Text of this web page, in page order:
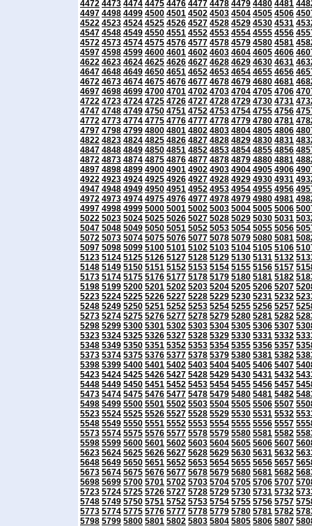
4472 4473 4474 4475 4476 4477 4478 4479 4480 4481
4497 4498 4499 4500 4501 4502 4503 4504 4505 4506
4522 4523 4524 4525 4526 4527 4528 4529 4530 4531
4547 4548 4549 4550 4551 4552 4553 4554 4555 4556
4572 4573 4574 4575 4576 4577 4578 4579 4580 4581
4597 4598 4599 4600 4601 4602 4603 4604 4605 4606
4622 4623 4624 4625 4626 4627 4628 4629 4630 4631
4647 4648 4649 4650 4651 4652 4653 4654 4655 4656
4672 4673 4674 4675 4676 4677 4678 4679 4680 4681
4697 4698 4699 4700 4701 4702 4703 4704 4705 4706
4722 4723 4724 4725 4726 4727 4728 4729 4730 4731
4747 4748 4749 4750 4751 4752 4753 4754 4755 4756
4772 4773 4774 4775 4776 4777 4778 4779 4780 4781
4797 4798 4799 4800 4801 4802 4803 4804 4805 4806
4822 4823 4824 4825 4826 4827 4828 4829 4830 4831
4847 4848 4849 4850 4851 4852 4853 4854 4855 4856
4872 4873 4874 4875 4876 4877 4878 4879 4880 4881
4897 4898 4899 4900 4901 4902 4903 4904 4905 4906
4922 4923 4924 4925 4926 4927 4928 4929 4930 4931
4947 4948 4949 4950 4951 4952 4953 4954 4955 4956
4972 4973 4974 4975 4976 4977 4978 4979 4980 4981
4997 4998 4999 5000 5001 5002 5003 5004 5005 5006
5022 5023 5024 5025 5026 5027 5028 5029 5030 5031
5047 5048 5049 5050 5051 5052 5053 5054 5055 5056
5072 5073 5074 5075 5076 5077 5078 5079 5080 5081
5097 5098 5099 5100 5101 5102 5103 5104 5105 5106
5123 5124 5125 5126 5127 5128 5129 5130 5131 5132
5148 5149 5150 5151 5152 5153 5154 5155 5156 5157
5173 5174 5175 5176 5177 5178 5179 5180 5181 5182
5198 5199 5200 5201 5202 5203 5204 5205 5206 5207
5223 5224 5225 5226 5227 5228 5229 5230 5231 5232
5248 5249 5250 5251 5252 5253 5254 5255 5256 5257
5273 5274 5275 5276 5277 5278 5279 5280 5281 5282
5298 5299 5300 5301 5302 5303 5304 5305 5306 5307
5323 5324 5325 5326 5327 5328 5329 5330 5331 5332
5348 5349 5350 5351 5352 5353 5354 5355 5356 5357
5373 5374 5375 5376 5377 5378 5379 5380 5381 5382
5398 5399 5400 5401 5402 5403 5404 5405 5406 5407
5423 5424 5425 5426 5427 5428 5429 5430 5431 5432
5448 5449 5450 5451 5452 5453 5454 5455 5456 5457
5473 5474 5475 5476 5477 5478 5479 5480 5481 5482
5498 5499 5500 5501 5502 5503 5504 5505 5506 5507
5523 5524 5525 5526 5527 5528 5529 5530 5531 5532
5548 5549 5550 5551 5552 5553 5554 5555 5556 5557
5573 5574 5575 5576 5577 5578 5579 5580 5581 5582
5598 5599 5600 5601 5602 5603 5604 5605 5606 5607
5623 5624 5625 5626 5627 5628 5629 5630 5631 5632
5648 5649 5650 5651 5652 5653 5654 5655 5656 5657
5673 5674 5675 5676 5677 5678 5679 5680 5681 5682
5698 5699 5700 5701 5702 5703 5704 5705 5706 5707
5723 5724 5725 5726 5727 5728 5729 5730 5731 5732
5748 5749 5750 5751 5752 5753 5754 5755 5756 5757
5773 5774 5775 5776 5777 5778 5779 5780 5781 5782
5798 5799 5800 5801 5802 5803 5804 5805 5806 5807